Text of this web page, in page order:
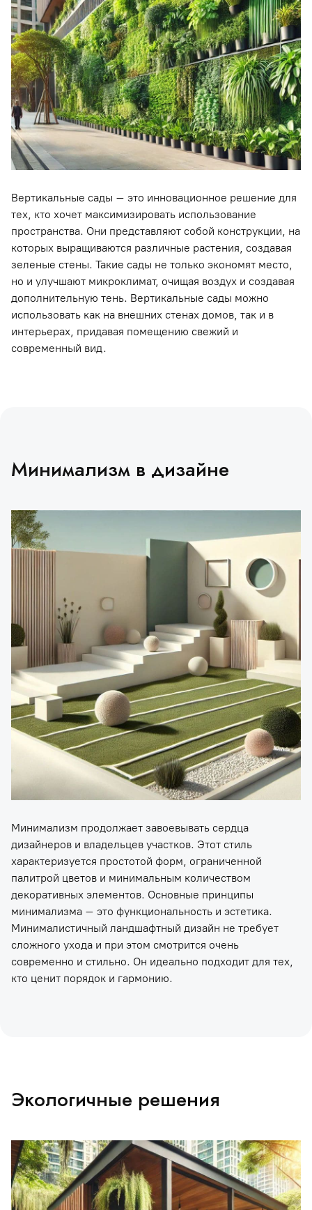
Вертикальные сады – это инновационное решение для
тех, кто хочет максимизировать использование
пространства. Они представляют собой конструкции, на
которых выращиваются различные растения, создавая
зеленые стены. Такие сады не только экономят место,
но и улучшают микроклимат, очищая воздух и создавая
дополнительную тень. Вертикальные сады можно
использовать как на внешних стенах домов, так и в
интерьерах, придавая помещению свежий и
современный вид.
Минимализм в дизайне
Минимализм продолжает завоевывать сердца
дизайнеров и владельцев участков. Этот стиль
характеризуется простотой форм, ограниченной
палитрой цветов и минимальным количеством
декоративных элементов. Основные принципы
минимализма – это функциональность и эстетика.
Минималистичный ландшафтный дизайн не требует
сложного ухода и при этом смотрится очень
современно и стильно. Он идеально подходит для тех,
кто ценит порядок и гармонию.
Экологичные решения